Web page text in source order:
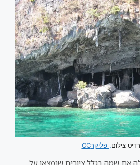
צילום, פליקרCC
את שמה בגלל ציורים שנמצאו על